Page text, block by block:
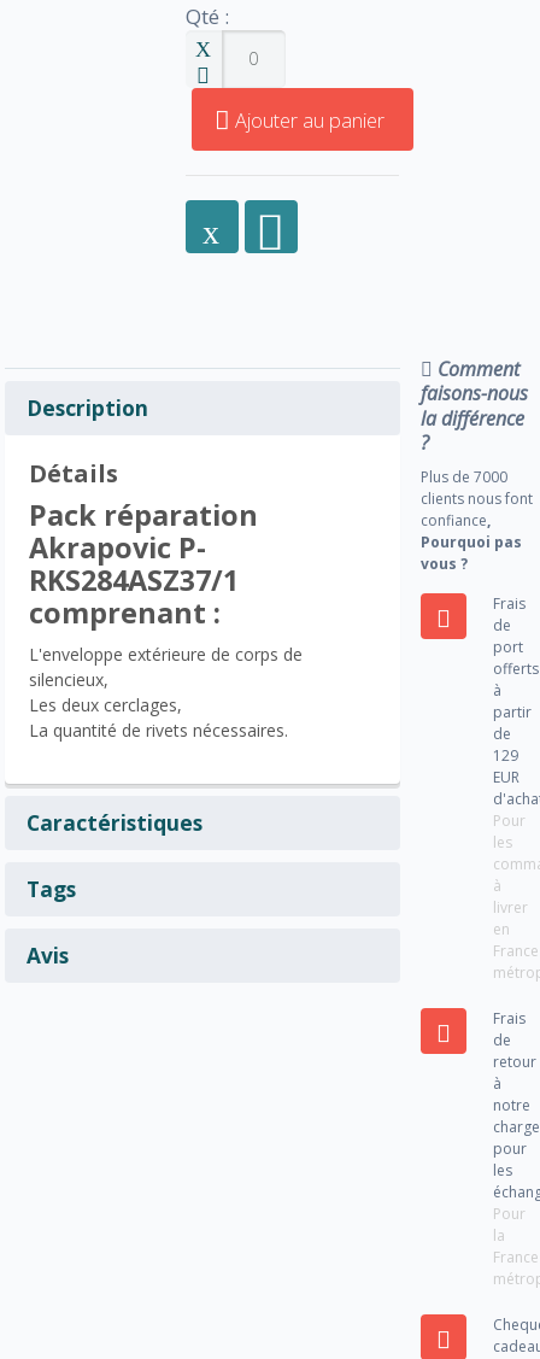
Qté :
Ajouter au panier
Description
Détails
Pack réparation
Akrapovic P-
RKS284ASZ37/1
comprenant :
L'enveloppe extérieure de corps de
silencieux,
Les deux cerclages,
La quantité de rivets nécessaires.
Caractéristiques
Tags
Avis
Comment
faisons-nous
la différence
?
Plus de 7000
clients nous font
confiance,
Pourquoi pas
vous ?
Frais
de
port
offerts
à
partir
de
129
EUR
Pour
les
à
livrer
en
France
Frais
de
retour
à
notre
charge
pour
les
Pour
la
France